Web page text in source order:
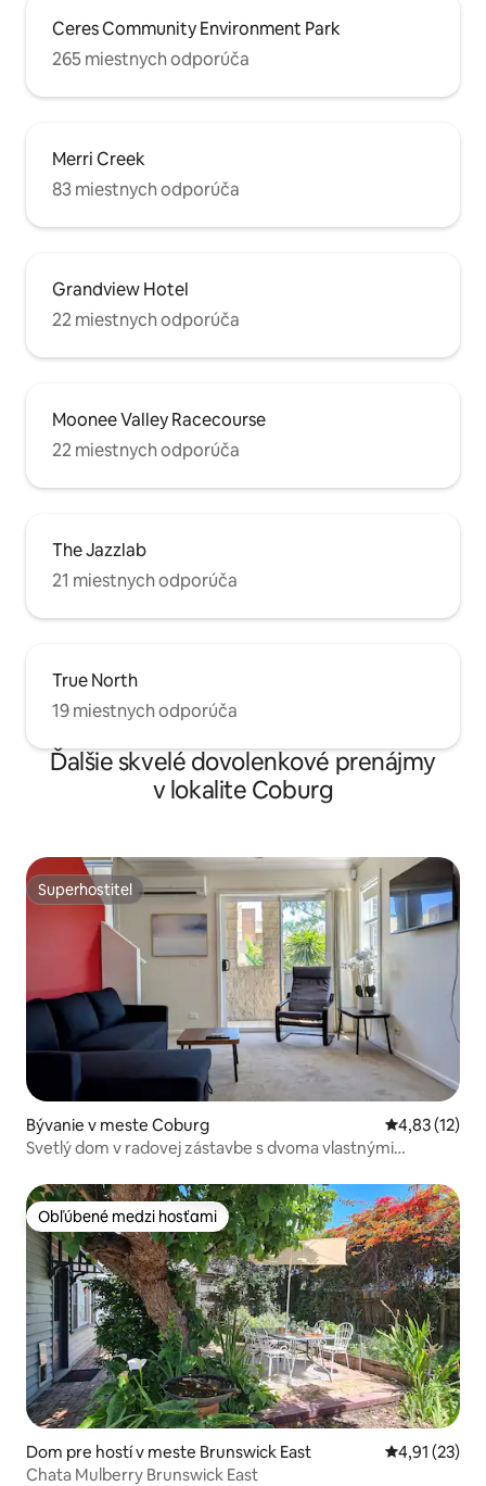
Ceres Community Environment Park
265 miestnych odporúča
Merri Creek
83 miestnych odporúča
Grandview Hotel
22 miestnych odporúča
Moonee Valley Racecourse
22 miestnych odporúča
The Jazzlab
21 miestnych odporúča
True North
19 miestnych odporúča
Ďalšie skvelé dovolenkové prenájmy
v lokalite Coburg
Superhostiteľ
Superhostiteľ
Bývanie v meste Coburg Priemerné
4,83 (12)
Svetlý dom v radovej zástavbe s dvoma vlastnými
Obľúbené medzi hosťami
Obľúbené medzi hosťami
Dom pre hostí v meste Brunswick East Priemerné
4,91 (23)
Chata Mulberry Brunswick East